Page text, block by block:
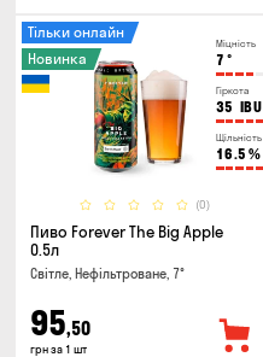
Міцність
7 °
Гіркота
35 IBU
Щільність
16.5 %
(0)
Тільки онлайн
Новинка
Пиво Forever The Big Apple
0.5л
Світле, Нефільтроване, 7°
95,50
грн за 1 шт